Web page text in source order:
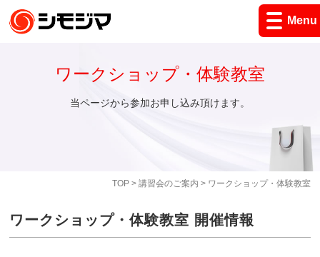
Menu
TOP> 講習会のご案内 > ワークショップ・体験教室
ワークショップ・体験教室
当ページから参加お申し込み頂けます。
ワークショップ・体験教室 開催情報